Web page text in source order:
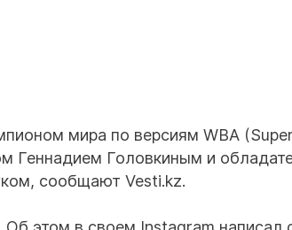
мира по версиям WBA
Геннадием Головкиным и
сообщают Vesti.kz.